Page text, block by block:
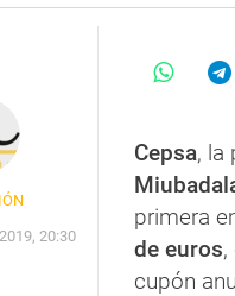
20:30
Cepsa, la
primera
de euros,
cupón